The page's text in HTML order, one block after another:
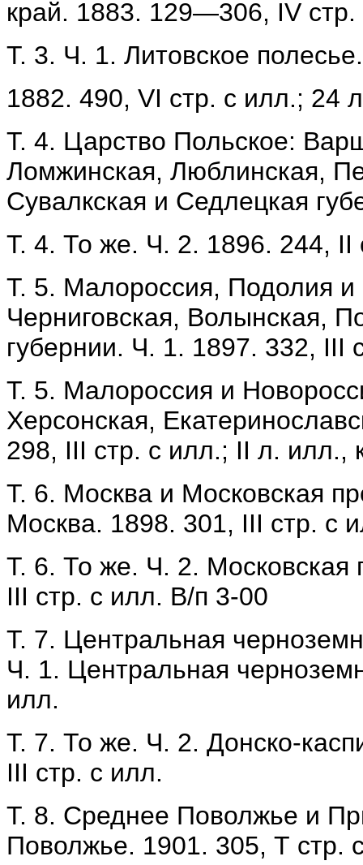
край. 1883. 129—306, IV
Т. 3. Ч. 1. Литовское
1882. 490, VI стр. с илл.; 24
Т. 4. Царство Польское:
Ломжинская, Люблинская,
Сувалкская и Седлецкая
Т. 4. То же. Ч. 2. 1896. 244, II
Т. 5. Малороссия, Подолия
Черниговская, Волынская,
губернии. Ч. 1. 1897. 332, III
Т. 5. Малороссия и
Херсонская,
298, III стр. с илл.; II л. илл.,
Т. 6. Москва и Московская
Москва. 1898. 301, III стр. с
Т. 6. То же. Ч. 2.
III стр. с илл. В/п 3-00
Т. 7. Центральная
Ч. 1. Центральная
илл.
Т. 7. То же. Ч. 2. Донско-
III стр. с илл.
Т. 8. Среднее Поволжье и
Поволжье. 1901. 305, Т стр.